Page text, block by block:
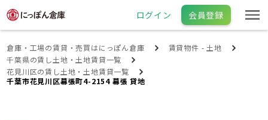
ログイン 会員登録
倉庫・工場の賃貸・売買はにっぽん倉庫
賃貸物件 - 土地
千葉県の賃し土地・土地賃貸一覧
花見川区の賃し土地・土地賃貸一覧
千葉市花見川区幕張町4-2154 幕張 貸地